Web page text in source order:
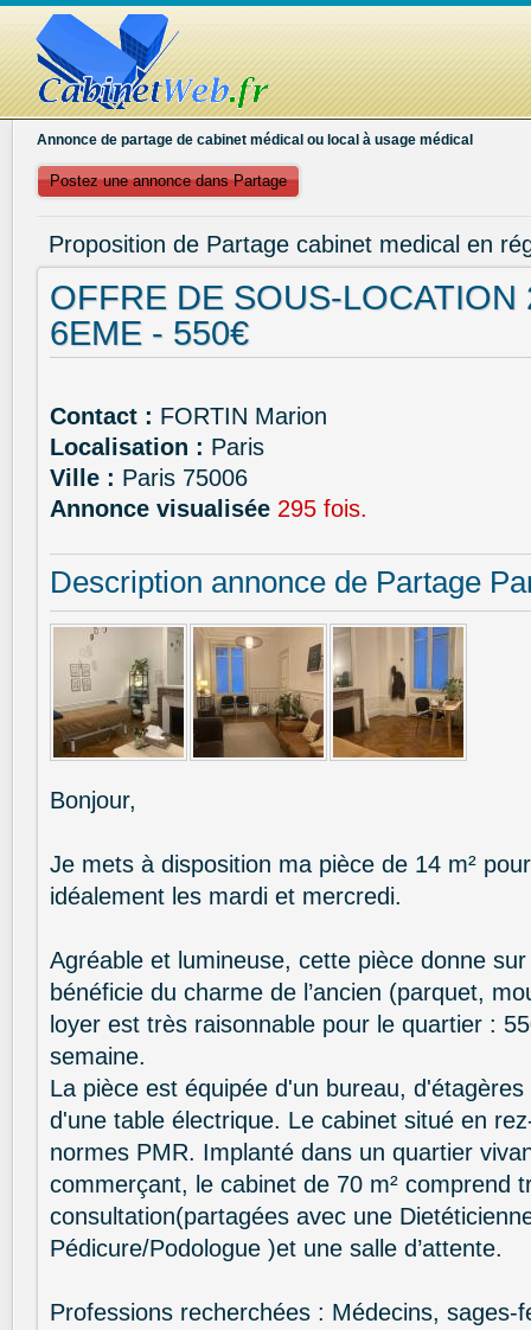
Annonce de partage de cabinet médical ou local à usage médical
Postez une annonce dans Partage
Proposition de Partage cabinet medical en
OFFRE DE SOUS-LOCATION
6EME - 550€
Contact : FORTIN Marion
Localisation : Paris
Ville : Paris 75006
Annonce visualisée 295 fois.
Description annonce de Partage
Bonjour,
Je mets à disposition ma pièce de 14 m²
idéalement les mardi et mercredi.
Agréable et lumineuse, cette pièce donne
bénéficie du charme de l’ancien (parquet,
loyer est très raisonnable pour le quartier :
semaine.
La pièce est équipée d'un bureau,
d'une table électrique. Le cabinet situé en
normes PMR. Implanté dans un quartier
commerçant, le cabinet de 70 m² comprend
consultation(partagées avec une
Pédicure/Podologue )et une salle d’attente.
Professions recherchées : Médecins, sages-